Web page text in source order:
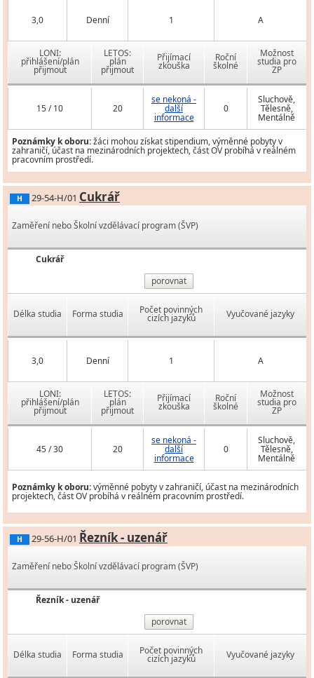
3,0 Denní 1 A
LONI:
přihlášení/plán
přijmout
LETOS:
plán
přijmout
Přijímací
zkouška
Roční
školné
Možnost
studia pro
ZP
15 / 10 20
se nekoná -
další
informace
0
Sluchově,
Tělesně,
Mentálně
Poznámky k oboru:žáci mohou získat stipendium, výměnné pobyty v
zahraničí, účast na mezinárodních projektech, část OV probíhá v reálném
pracovním prostředí.
H 29-54-H/01 Cukrář
Zaměření nebo Školní vzdělávací program (ŠVP)
Cukrář
porovnat
Délka studia Forma studia Počet povinných
cizích jazyků Vyučované jazyky
3,0 Denní 1 A
LONI:
přihlášení/plán
přijmout
LETOS:
plán
přijmout
Přijímací
zkouška
Roční
školné
Možnost
studia pro
ZP
45 / 30 20
se nekoná -
další
informace
0
Sluchově,
Tělesně,
Mentálně
Poznámky k oboru:výměnné pobyty v zahraničí, účast na mezinárodních
projektech, část OV probíhá v reálném pracovním prostředí.
H 29-56-H/01 Řezník - uzenář
Zaměření nebo Školní vzdělávací program (ŠVP)
Řezník - uzenář
porovnat
Délka studia Forma studia Počet povinných
cizích jazyků Vyučované jazyky